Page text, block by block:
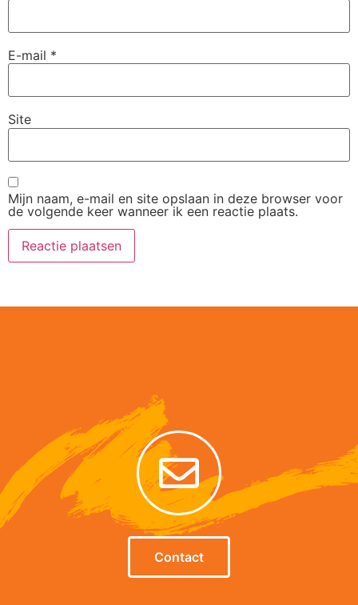
E-mail *
Site
Mijn naam, e-mail en site opslaan in deze browser voor
de volgende keer wanneer ik een reactie plaats.
Contact